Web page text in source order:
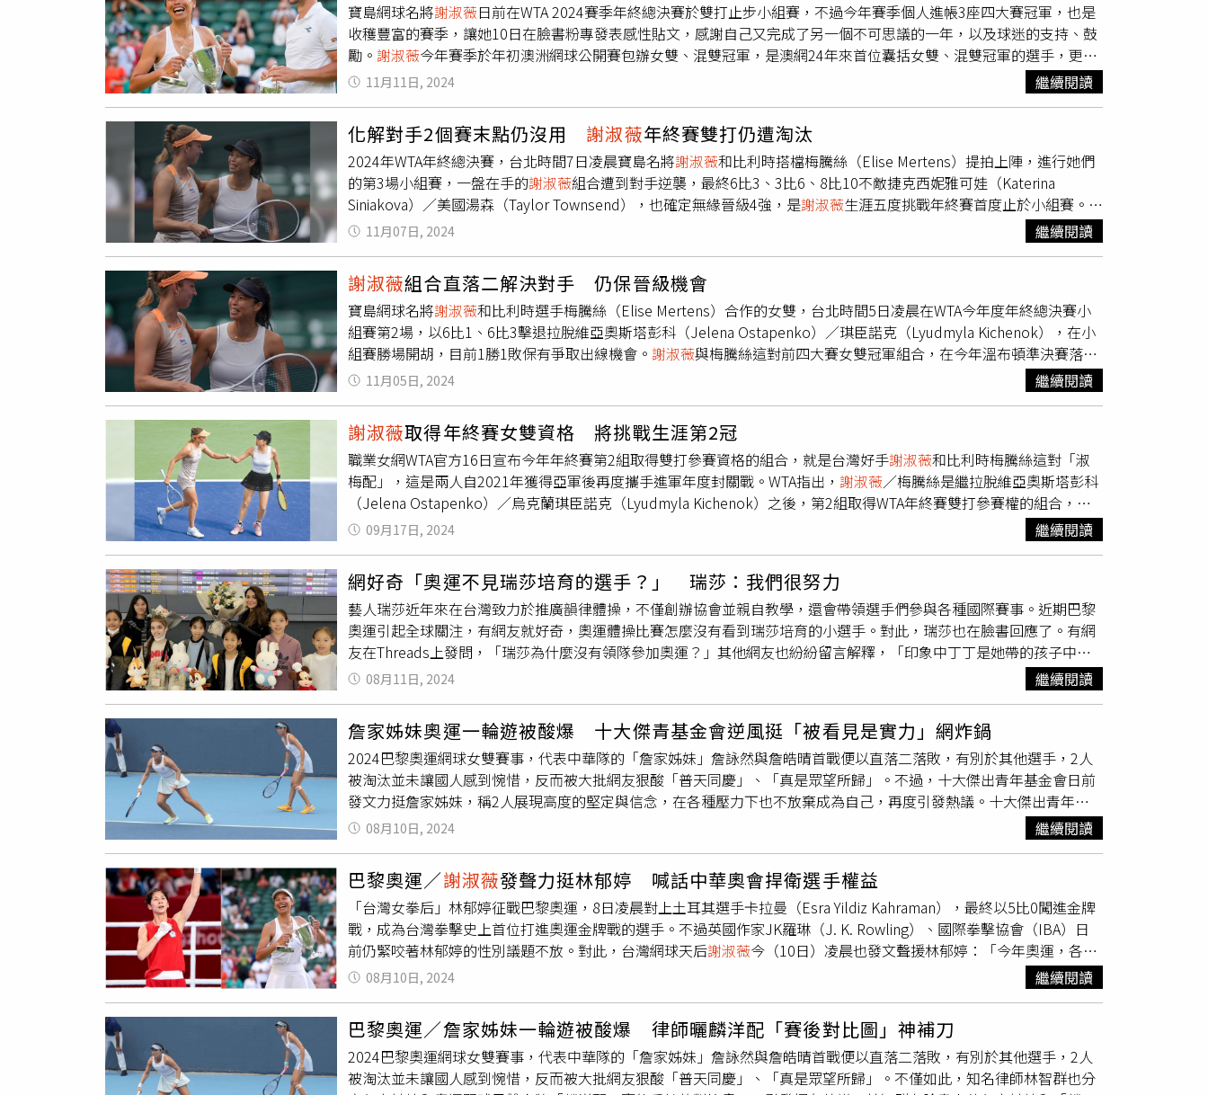
寶島網球名將謝淑薇日前在WTA 2024賽季年終總決賽於雙打止步小組賽，不過今年賽季個人進帳3座四大賽冠軍，也是
收穫豐富的賽季，讓她10日在臉書粉專發表感性貼文，感謝自己又完成了另一個不可思議的一年，以及球迷的支持、鼓
勵。 謝淑薇今年賽季於年初澳洲網球公開賽包辦女雙、混雙冠軍，是澳網24年來首位囊括女雙、混雙冠軍的選手，更是
台灣史上第1位在單屆網球四大賽勇奪2座冠軍的網球選手，溫布頓她和波蘭搭檔傑林斯基再打下1座混雙冠軍，謝淑薇
個人在同年法網混雙、溫布頓女雙也有4強好成績，並和女雙隊友梅騰絲（Elise Merrtens）取得WTA年終賽雙打參賽資
格，可惜小組賽1勝2敗無緣晉級4強淘汰賽。年終賽結束，也代表
賽季結束，謝謝妳又完成了另一個不可思議的一年，3個大滿貫冠軍、2個4強。這一年拿到的3個冠軍，是以前沒有拿過
的項目，開季前設定的硬地大滿貫取一冠，沒想到1月直取兩冠完成今年目標。今年能在4月身體壞掉後，還能在溫布頓
再拿1座冠軍獎盃，年終賽能以無痛狀態參賽，這是最好的結束。」 謝淑薇 並提到，健康的身體與開朗的身心，是人生
重要的資產，她也感謝球迷的支持、鼓勵，有身邊所有人和球迷的陪伴她很幸運，球迷也在貼文下留言為謝淑薇打氣，
祝福她2025年賽季滿血回歸、繼續奪冠。
11月11日, 2024 繼續閱讀
化解對手2個賽末點仍沒用 謝淑薇年終賽雙打仍遭淘汰
2024年WTA年終總決賽，台北時間7日凌晨寶島名將謝淑薇和比利時搭檔梅騰絲（Elise Mertens）提拍上陣，進行她們
的第3場小組賽，一盤在手的謝淑薇組合遭到對手逆襲，最終6比3、3比6、8比10不敵捷克西妮雅可娃（Katerina
Siniakova）／美國湯森（Taylor Townsend），也確定無緣晉級4強，是謝淑薇生涯五度挑戰年終賽首度止於小組賽。首
盤 謝淑薇組合在第8局破發，也是這一盤雙方唯一破發，並在第9局發球局克服2個破發點危機、成功保發並收下盤術；
不過西妮雅可娃／湯森今年溫布頓女雙4強曾擊敗過「謝梅配」，最後也帶走冠軍，實力自然不弱，第2盤中段連破「謝
分取得8比2領先優勢，但謝淑薇組合也韌性十足地連追4分縮小差距，西妮雅可娃／湯森率先9比6出現賽末點，
組合奮力化解2個賽末點，最終仍無奈落敗，最後 謝淑薇組合分組戰績1勝2敗遭到淘汰，西妮雅可娃／湯森以3戰全勝、
分組第1之姿晉級4強，同組另一個晉級的組合，是分組戰績2勝1敗的美國瑪汀妮茲（Nicole Melichar-Martinez）／澳洲
裴芮茲（Ellen Perez）。WTA年終總決賽單、雙打僅各有8強獲得參賽資格，今年台灣選手謝淑薇、詹皓晴都以雙打前
進沙烏地阿拉伯首都利雅德，兩人小組賽也不同組，詹皓晴和俄羅斯選手庫德梅托娃（Veronika Kudermetova）搭檔，
兩人小組賽前兩場1勝1敗，預計台北時間8日凌晨登場的第3場小組賽，要和目前也是1勝1敗的義大利組合艾拉妮（Sara
Errani）／鮑琳妮（Jasmine Paolini）爭奪出線機會。
11月07日, 2024 繼續閱讀
謝淑薇組合直落二解決對手 仍保晉級機會
寶島網球名將謝淑薇和比利時選手梅騰絲（Elise Mertens）合作的女雙，台北時間5日凌晨在WTA今年度年終總決賽小
組賽第2場，以6比1、6比3擊退拉脫維亞奧斯塔彭科（Jelena Ostapenko）／琪臣諾克（Lyudmyla Kichenok），在小
組賽勝場開胡，目前1勝1敗保有爭取出線機會。 謝淑薇與梅騰絲這對前四大賽女雙冠軍組合，在今年溫布頓準決賽落敗
後，接著在辛辛那提大師賽跟美國網球公開賽都是一戰出局，來到年終總決賽，小組賽首場也遭逆轉，
謝淑薇更是自從
巴黎奧運和同胞曹家宜止步8強賽，與梅騰絲等不同隊友搭配女雙，連續4站賽事首場就無奈淘汰，今天年終賽小組賽奪
也走出女雙6連敗低潮。今年WTA年終總決賽總獎金1525萬美元，在沙烏地阿拉伯首都利雅德舉辦，
／梅騰絲目前小組賽完成2場、勝負各一，接下來要對抗目前小組賽2連勝暫居第1的捷克西妮雅可娃（Kateřina
Siniaková）／美國湯森（Taylor Townsend），必須全力爭取勝利。另一位寶島雙打女將詹皓晴，與俄羅斯庫德梅托娃
（Veronika Kudermetova）也取得年終賽參賽資格，兩人小組賽與謝淑薇組合不同組，首場賽事直落二飲恨，期待第2
場能扳回一城。
11月05日, 2024 繼續閱讀
謝淑薇取得年終賽女雙資格 將挑戰生涯第2冠
職業女網WTA官方16日宣布今年年終賽第2組取得雙打參賽資格的組合，就是台灣好手謝淑薇和比利時梅騰絲這對「淑
梅配」，這是兩人自2021年獲得亞軍後再度攜手進軍年度封關戰。WTA指出， 謝淑薇／梅騰絲是繼拉脫維亞奧斯塔彭科
（Jelena Ostapenko）／烏克蘭琪臣諾克（Lyudmyla Kichenok）之後，第2組取得WTA年終賽雙打參賽權的組合，這
是 謝淑薇生涯第5度、梅騰絲第6次進軍WTA年終賽雙打，「淑梅配」則是第二次一起挑戰年終賽雙打，兩人過去也都在
是在2013與中國大陸彭帥聯手，梅騰絲則是2022年和俄羅斯庫德梅托娃（Veronika
今年和梅騰絲已在澳洲網球公開賽、印地安泉和伯明罕進帳3座冠軍，溫布頓錦標賽、馬
德里兩站也有4強佳績，今年美網結束時謝淑薇就透過臉書粉專和球迷預約年終賽見，現在正式確定，
雅德好好為今年賽季收尾。今年WTA年終賽在沙烏地阿拉伯首都利雅德進行，單、雙打個只有8組選手可以參賽，會先分
成兩組僅行小組單循環賽，分組前二晉級4強淘汰賽，單打目前女單世界第1波蘭名將思薇雅蒂（Iga Swiatek）與今年美
網女單冠軍莎芭蓮卡（Aryna Sabalenka）也確定取得資格。
09月17日, 2024 繼續閱讀
網好奇「奧運不見瑞莎培育的選手？」 瑞莎：我們很努力
藝人瑞莎近年來在台灣致力於推廣韻律體操，不僅創辦協會並親自教學，還會帶領選手們參與各種國際賽事。近期巴黎
奧運引起全球關注，有網友就好奇，奧運體操比賽怎麼沒有看到瑞莎培育的小選手。對此，瑞莎也在臉書回應了。有網
友在Threads上發問，「瑞莎為什麼沒有領隊參加奧運？」其他網友也紛紛留言解釋，「印象中丁丁是她帶的孩子中年
紀最大的，這次丁丁就有參賽，而其他的小孩應該真的是年紀還不到」、「巴黎奧運體操項目，男運動員限制
2008/12/31或以前出生，女運動員限制2006/12/31或以前出生，小於就還不能參賽，所以要看瑞莎教練帶的運動員的年
齡是多大」、「先查查她帶的小選手有沒有拿到奧運門票吧，奧運不是報名就能參加，如果成績和積分沒到，就不能參
加奧運」。不過也有網友指出，「她培育小選手也很久了，其實要到可參賽年齡的，一定有，問題在於她帶選手去參加
的，大多是沒有正式積分的小型邀請賽，並不是出國比賽有得第一就代表什麼，如果去比的都不是頂尖選手，也沒有官
方單位的認可，那這些獎牌價值其實不高，應該連幫助在國內體保都不行，有幾次的新聞是她帶隊出去用台灣名義參
賽，其實這就可以看出端倪。成績可以用來當作參加亞奧運等賽事的依據的比賽，都會遵守奧會模式，所以還是只能叫
中華台北，可以叫台灣，表示那些比賽不在奧會承認的系統裡面，可能就是一些不算大的邀請賽而已」。另外網友也說
明，「台灣對外的窗口是中華奧會，只有中華奧會才能報名奧運，中華奧會對內的窗口就是那些協會，也就是說沒有協
會幫你報名給奧會，你連報名表都拿不到，加上奧運是看積分，你對內比賽參加的再多，沒出國比賽就是沒積分，世界
就不會有你的排名，而那些國際比賽的報名窗口就是那些協會，所以各協會才會那麼的有恃無恐，所以
協會才會沒有國家代表隊的資格，因為就算積分夠，沒有中華奧會報名，是不能私自報名的」。有網友也跑到在瑞莎的
臉書留言，「期待有天可以看到瑞莎帶的隊伍參賽，全台灣一定會瘋狂幫妳們加油！」而瑞莎也回應，「我們很努力，
謝謝大家的支持和鼓勵」。
08月11日, 2024 繼續閱讀
詹家姊妹奧運一輪遊被酸爆 十大傑青基金會逆風挺「被看見是實力」網炸鍋
2024巴黎奧運網球女雙賽事，代表中華隊的「詹家姊妹」詹詠然與詹皓晴首戰便以直落二落敗，有別於其他選手，2人
被淘汰並未讓國人感到惋惜，反而被大批網友狠酸「普天同慶」、「真是眾望所歸」。不過，十大傑出青年基金會日前
發文力挺詹家姊妹，稱2人展現高度的堅定與信念，在各種壓力下也不放棄成為自己，再度引發熱議。十大傑出青年基
金會8日在臉書發文，「即使因『女雙排名總和是否能入圍僅24席的奧運參賽資格』的考量而承受巨大壓力，詹詠然與
詹皓晴最後堅定選擇聯手面對挑戰！能被看見就是實力，兩位在實現夢想的旅途上，總是展現高度的堅定與信念，在各
種壓力下也不放棄成為自己，祝福兩位未來能持續在球場上締造佳績！謝謝詹詠然十傑、詹皓晴十傑！」貼文曝光後，
不少網友留言「可以打到奧運又不中暑很困難的好嗎」、「實至名歸！畢竟詹醬油姐妹花，好歹也是給上屆金牌選手相
當大的壓力呢」、「我覺得她們可以入選十大代購青年或十大被討厭青年之類的」、「好不容易罵聲消停了，小編這樣
一搞，她們又要被罵一段時間了」、「雖然我們都知道他們詹家的資源人脈有多深，但每次都搞這種不演的戲來寵女
兒，真的很難看」。回顧詹家姊妹的爭議事件，首先是2014年仁川亞運，當時排名較高的謝淑薇選擇詹詠然為雙打搭
檔，後者卻堅持與妹妹詹皓晴搭配，網協也支持詹家姊妹組合，更放話若謝不打個人賽就會遭除名，連
謝淑薇父親的教
詹謹瑋銀牌，詹家姐妹銅牌。2016年里約
奧運，當時中華隊有5名選手出戰，但只能帶2名教練，按照過去標準，教練應該優先派給「單打和雙打都入選」的選
手，然而網協卻決定派教練給個人排名較低，且只打雙打的詹家姊妹，甚至要謝淑薇吞下委屈「相忍為國」，讓謝氣得
退出奧運與中華網球代表隊，並放話永不接受國家徵召。最後則是2017年台北世大運，當年詹家姊妹報名網球女雙和混
雙，詹詠然的混雙搭檔是謝淑薇弟弟謝政鵬，結果詹家姊妹拿到世大運女雙金牌後，詹詠然竟藉口中暑放棄混雙比賽，
08月10日, 2024 繼續閱讀
巴黎奧運／謝淑薇發聲力挺林郁婷 喊話中華奧會捍衛選手權益
「台灣女拳后」林郁婷征戰巴黎奧運，8日凌晨對上土耳其選手卡拉曼（Esra Yildiz Kahraman），最終以5比0闖進金牌
戰，成為台灣拳擊史上首位打進奧運金牌戰的選手。不過英國作家JK羅琳（J. K. Rowling）、國際拳擊協會（IBA）日
前仍緊咬著林郁婷的性別議題不放。對此，台灣網球天后謝淑薇今（10日）凌晨也發文聲援林郁婷：「今年奧運，各國
媒體、知名人物與選手的動作，中華奧運協會也該出來為捍衛選手權益而戰。」
10日凌晨在臉書發文指出：「去
年失格我覺得，應該拳擊協會要出來捍衛自己選手的權益與尊嚴，由協會提告。如果我是協會理事長，保護自家的選手
也是我的責任！今年奧運，各國媒體、知名人物與選手的動作，中華奧運協會也該出來為捍衛選手權益而戰。」接著她
也在留言區貼出林郁婷小時候的照片，表示林郁婷是多麼棒的一個女孩，「大家一起為林郁婷加油！」回顧這次遭到炒
作的性別風波，林郁婷在本屆巴黎奧運代表台灣出戰女子57公斤級拳擊賽事，但卻在賽前被愛爾蘭前拳擊選手麥格根
（Barry McGuigan）、美國前女游泳選手霍格斯黑德（Nancy Hogshead-Makar）以及英國作家JK羅琳（J. K.
08月10日, 2024 繼續閱讀
巴黎奧運／詹家姊妹一輪遊被酸爆 律師曬麟洋配「賽後對比圖」神補刀
2024巴黎奧運網球女雙賽事，代表中華隊的「詹家姊妹」詹詠然與詹皓晴首戰便以直落二落敗，有別於其他選手，2人
被淘汰並未讓國人感到惋惜，反而被大批網友狠酸「普天同慶」、「真是眾望所歸」。不僅如此，知名律師林智群也分